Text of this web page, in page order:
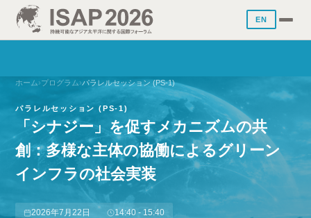
EN
ホーム›プログラム›パラレルセッション (PS-1)
パラレルセッション (PS-1)
「シナジー」を促すメカニズムの共
創：多様な主体の協働によるグリーン
インフラの社会実装
2026年7月22日 14:40 - 15:40